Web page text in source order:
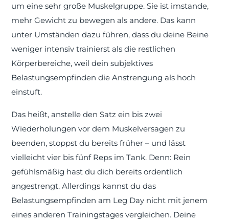
um eine sehr große Muskelgruppe. Sie ist imstande,
mehr Gewicht zu bewegen als andere. Das kann
unter Umständen dazu führen, dass du deine Beine
weniger intensiv trainierst als die restlichen
Körperbereiche, weil dein subjektives
Belastungsempfinden die Anstrengung als hoch
einstuft.
Das heißt, anstelle den Satz ein bis zwei
Wiederholungen vor dem Muskelversagen zu
beenden, stoppst du bereits früher – und lässt
vielleicht vier bis fünf Reps im Tank. Denn: Rein
gefühlsmäßig hast du dich bereits ordentlich
angestrengt. Allerdings kannst du das
Belastungsempfinden am Leg Day nicht mit jenem
eines anderen Trainingstages vergleichen. Deine